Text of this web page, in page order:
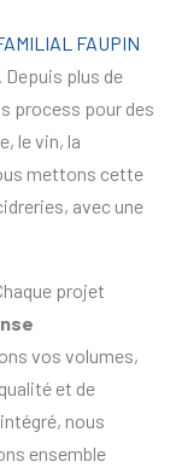
FAUPIN
plus de
process pour des
le vin, la
mettons cette
avec une
projet
vos volumes,
et de
nous
ensemble